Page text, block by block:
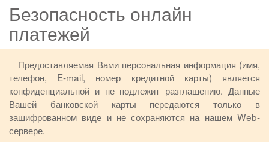
Безопасность онлайн
платежей
Предоставляемая Вами персональная информация (имя,
телефон, E-mail, номер кредитной карты) является
конфиденциальной и не подлежит разглашению. Данные
Вашей банковской карты передаются только в
зашифрованном виде и не сохраняются на нашем Web-
сервере.